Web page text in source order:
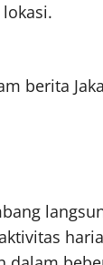
berita